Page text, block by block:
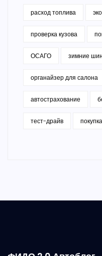
расход топлива
проверка кузова
ОСАГО зимние
органайзер для салона
автострахование
тест-драйв